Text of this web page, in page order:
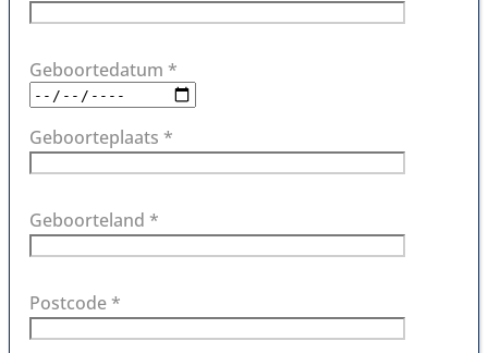
Geboortedatum *
Geboorteplaats *
Geboorteland *
Postcode *